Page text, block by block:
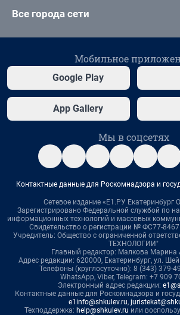
Все города сети
Мобильное
Google Play
App Gallery
Мы в соцсетях
Контактные данные для Роскомнадзора и
Сетевое издание «Е1.РУ Екатеринбург
Зарегистрировано Федеральной службой по
информационных технологий и массовых
Свидетельство о регистрации № ФС77-
Учредитель: Общество с ограниченной
ТЕХНОЛОГИИ"
Главный редактор: Малкова Марина
Адрес редакции: 620000, Екатеринбург, ул.
Телефоны (круглосуточно): 8 (343) 379-
WhatsApp, Viber, Telegram: +7 909
Электронный адрес редакции:
Контактные данные для Роскомнадзора и
e1info@shkulev.ru,
Техподдержка: help@shkulev.ru или